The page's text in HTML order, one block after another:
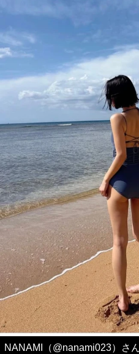
NANAMI（@nanami023）さ